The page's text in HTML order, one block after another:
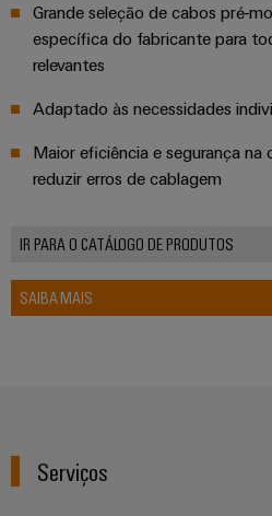
Conjuntos
de
personalizados
Grande seleção de cabos pré-
específica do fabricante para
relevantes
Adaptado às necessidades
Maior eficiência e segurança na
reduzir erros de cablagem
IR PARA O CATÁLOGO DE PRODUTOS
SAIBA MAIS
Serviços